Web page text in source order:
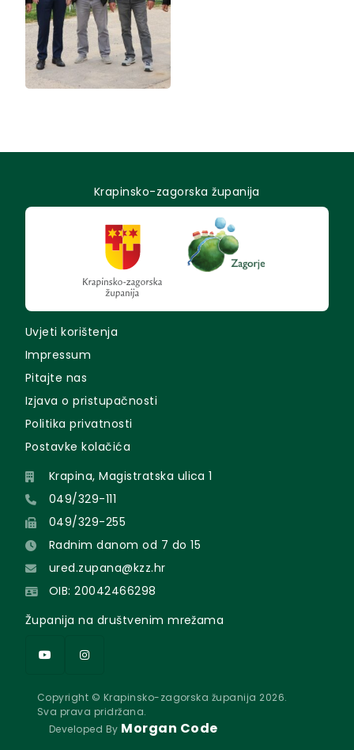
Krapinsko-zagorska županija
Uvjeti korištenja
Impressum
Pitajte nas
Izjava o pristupačnosti
Politika privatnosti
Postavke kolačića
Krapina, Magistratska ulica 1
049/329-111
049/329-255
Radnim danom od 7 do 15
ured.zupana@kzz.hr
OIB: 20042466298
Županija na društvenim mrežama
Copyright © Krapinsko-zagorska županija 2026.
Sva prava pridržana.
Developed By Morgan Code